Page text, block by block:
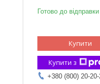
Готово до
Купити
Купити з
+380 (800) 20-